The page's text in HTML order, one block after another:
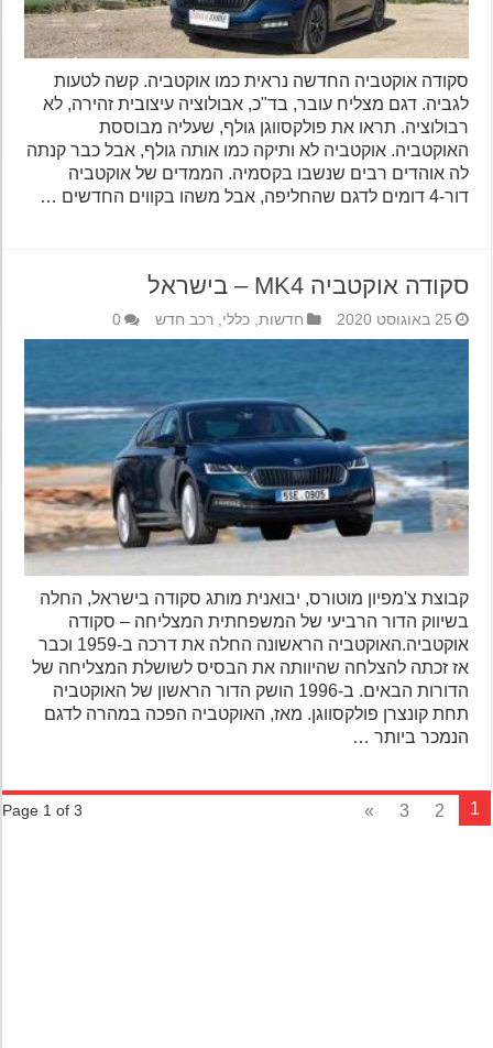
סקודה אוקטביה החדשה נראית כמו אוקטביה. קשה לטעות
לגביה. דגם מצליח עובר, בד"כ, אבולוציה עיצובית זהירה, לא
רבולוציה. תראו את פולקסווגן גולף, שעליה מבוססת
האוקטביה. אוקטביה לא ותיקה כמו אותה גולף, אבל כבר קנתה
לה אוהדים רבים שנשבו בקסמיה. הממדים של אוקטביה
דור-4 דומים לדגם שהחליפה, אבל משהו בקווים החדשים …
סקודה אוקטביה MK4 – בישראל
25 באוגוסט 2020 חדשות,כללי,רכב חדש 0
קבוצת צ'מפיון מוטורס, יבואנית מותג סקודה בישראל, החלה
בשיווק הדור הרביעי של המשפחתית המצליחה – סקודה
אוקטביה.האוקטביה הראשונה החלה את דרכה ב-1959 וכבר
אז זכתה להצלחה שהיוותה את הבסיס לשושלת המצליחה של
הדורות הבאים. ב-1996 הושק הדור הראשון של האוקטביה
תחת קונצרן פולקסווגן. מאז, האוקטביה הפכה במהרה לדגם
הנמכר ביותר …
Page 1 of 3